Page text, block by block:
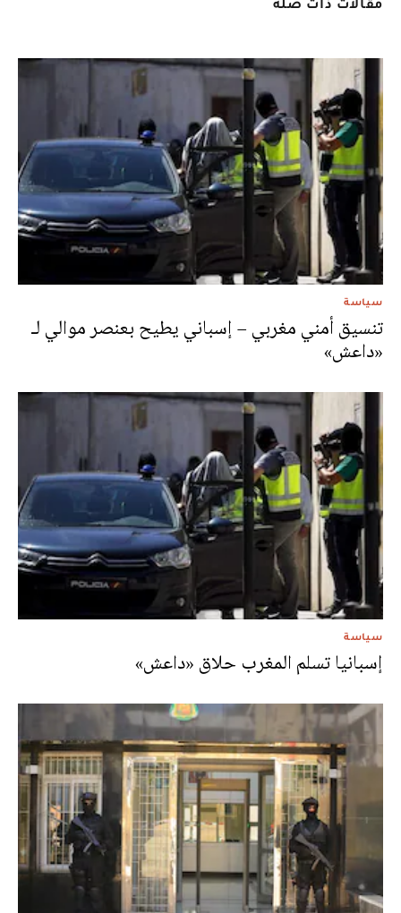
مقالات ذات صلة
سياسة
تنسيق أمني مغربي – إسباني يطيح بعنصر موالي لـ
«داعش»
سياسة
إسبانيا تسلم المغرب حلاق «داعش»